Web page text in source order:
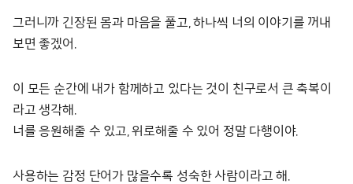
그러니까 긴장된 몸과 마음을 풀고, 하나씩 너의 이야기를 꺼내
보면 좋겠어.
이 모든 순간에 내가 함께하고 있다는 것이 친구로서 큰 축복이
라고 생각해.
너를 응원해줄 수 있고, 위로해줄 수 있어 정말 다행이야.
사용하는 감정 단어가 많을수록 성숙한 사람이라고 해.